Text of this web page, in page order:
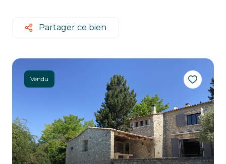
BIENS
IMMOBILIER
PROFESSIONNEL
CHASSE
IMMO
Partager ce bien
Vendu